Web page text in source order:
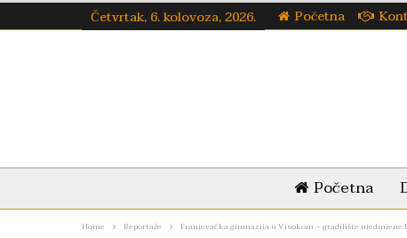
Četvrtak, 6. kolovoza, 2026. Početna
Početna
Home Reportaže Franjevačka gimnazija u Visokom – gradilište ujedinjene